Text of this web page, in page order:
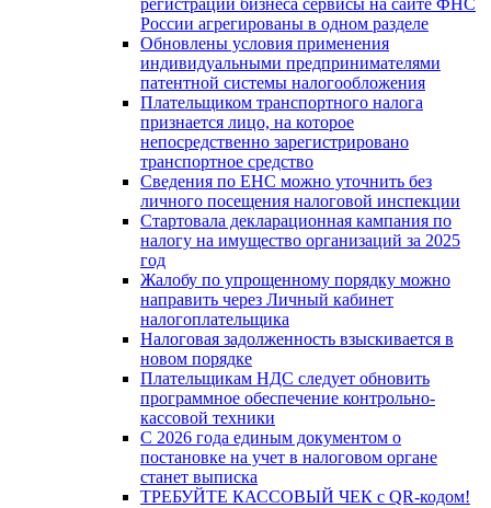
России агрегированы в одном разделе
Обновлены условия применения
индивидуальными предпринимателями
патентной системы налогообложения
Плательщиком транспортного налога
признается лицо, на которое
непосредственно зарегистрировано
транспортное средство
Сведения по ЕНС можно уточнить без
личного посещения налоговой инспекции
Стартовала декларационная кампания по
налогу на имущество организаций за 2025
год
Жалобу по упрощенному порядку можно
направить через Личный кабинет
налогоплательщика
Налоговая задолженность взыскивается в
новом порядке
Плательщикам НДС следует обновить
программное обеспечение контрольно-
кассовой техники
С 2026 года единым документом о
постановке на учет в налоговом органе
станет выписка
ТРЕБУЙТЕ КАССОВЫЙ ЧЕК с QR-кодом!